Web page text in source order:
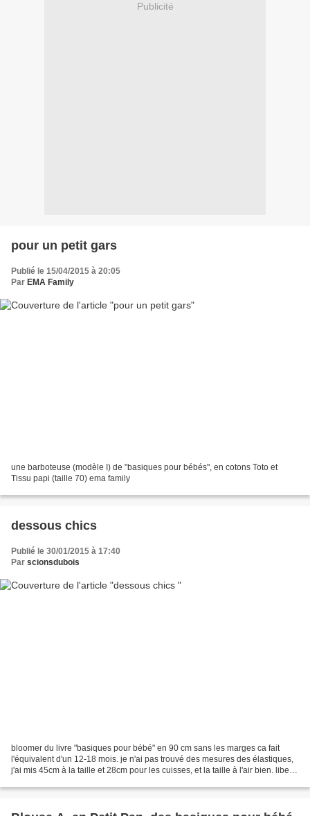
Publicité
pour un petit gars
Publié le 15/04/2015 à 20:05
Par EMA Family
une barboteuse (modèle I) de "basiques pour bébés", en cotons Toto et
Tissu papi (taille 70) ema family
dessous chics
Publié le 30/01/2015 à 17:40
Par scionsdubois
bloomer du livre "basiques pour bébé" en 90 cm sans les marges ca fait
l'équivalent d'un 12-18 mois. je n'ai pas trouvé des mesures des élastiques,
j'ai mis 45cm à la taille et 28cm pour les cuisses, et la taille à l'air bien. liberty